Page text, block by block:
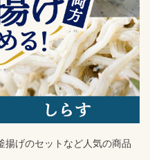
揚げのセットなど人気の商品